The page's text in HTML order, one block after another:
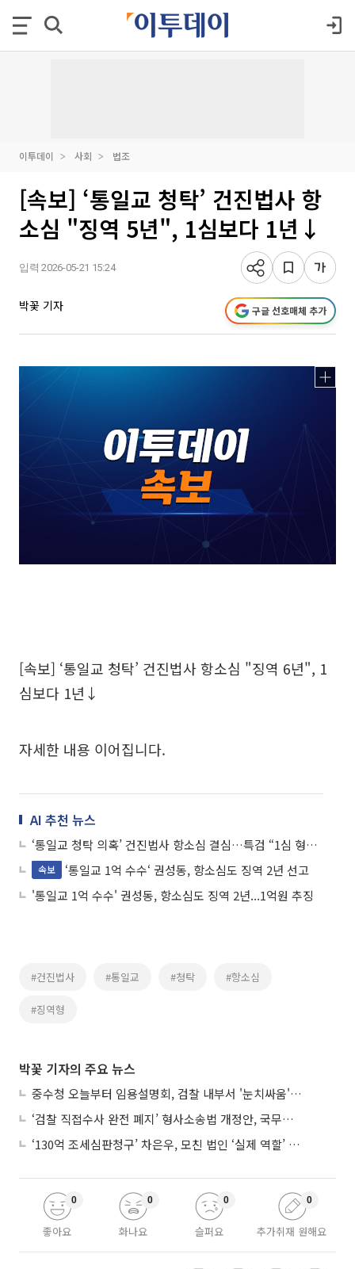
이투데이 사회 법조
[속보] ‘통일교 청탁’ 건진법사 항
소심 "징역 5년", 1심보다 1년↓
입력 2026-05-21 15:24
박꽃 기자 구글 선호매체 추가
[속보] ‘통일교 청탁’ 건진법사 항소심 "징역 6년", 1
심보다 1년↓
자세한 내용 이어집니다.
AI 추천 뉴스
‘통일교 청탁 의혹’ 건진법사 항소심 결심…특검 “1심 형량 유지해야”
속보
‘통일교 1억 수수‘ 권성동, 항소심도 징역 2년 선고
'통일교 1억 수수' 권성동, 항소심도 징역 2년...1억원 추징
#건진법사 #통일교 #청탁 #항소심
#징역형
박꽃 기자의 주요 뉴스
중수청 오늘부터 임용설명회, 검찰 내부서 '눈치싸움' 기류변화도
‘검찰 직접수사 완전 폐지’ 형사소송법 개정안, 국무회의 통과
‘130억 조세심판청구’ 차은우, 모친 법인 ‘실제 역할’ 다툴 듯
좋아요
0
화나요
0
슬퍼요
0
추가취재 원해요
0